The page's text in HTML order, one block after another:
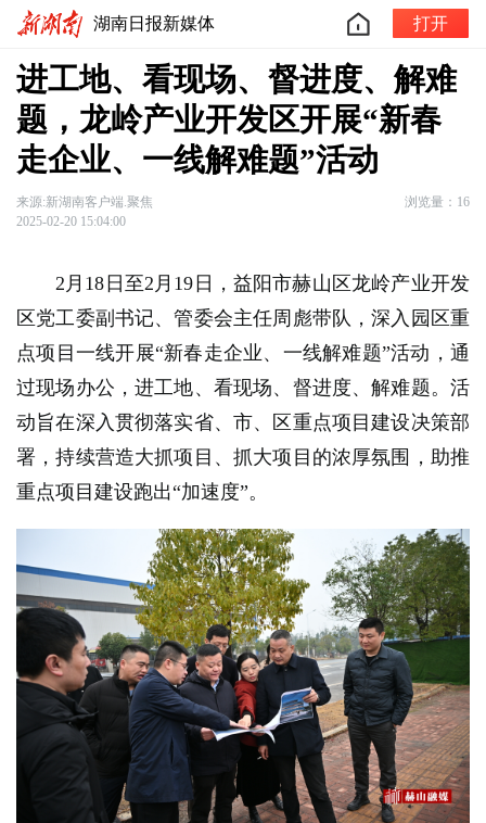
湖南日报新媒体 打开
进工地、看现场、督进度、解难
题，龙岭产业开发区开展“新春
走企业、一线解难题”活动
来源:新湖南客户端.聚焦
浏览量：16
2025-02-20 15:04:00
2月18日至2月19日，益阳市赫山区龙岭产业开发
区党工委副书记、管委会主任周彪带队，深入园区重
点项目一线开展“新春走企业、一线解难题”活动，通
过现场办公，进工地、看现场、督进度、解难题。活
动旨在深入贯彻落实省、市、区重点项目建设决策部
署，持续营造大抓项目、抓大项目的浓厚氛围，助推
重点项目建设跑出“加速度”。